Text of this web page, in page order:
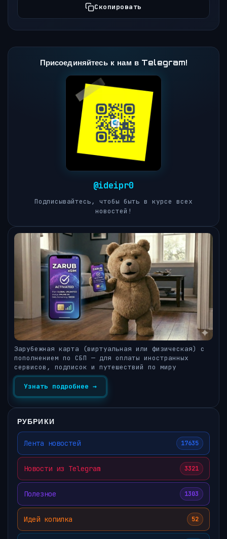
Скопировать
Присоединяйтесь к нам в Telegram!
@ideipr0
Подписывайтесь, чтобы быть в курсе всех
новостей!
Зарубежная карта (виртуальная или физическая) с
пополнением по СБП — для оплаты иностранных
сервисов, подписок и путешествий по миру
Узнать подробнее →
РУБРИКИ
Лента новостей 17635
Новости из Telegram 3321
Полезное 1303
Идей копилка 52